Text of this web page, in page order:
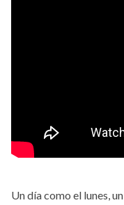
Un día como el lunes,